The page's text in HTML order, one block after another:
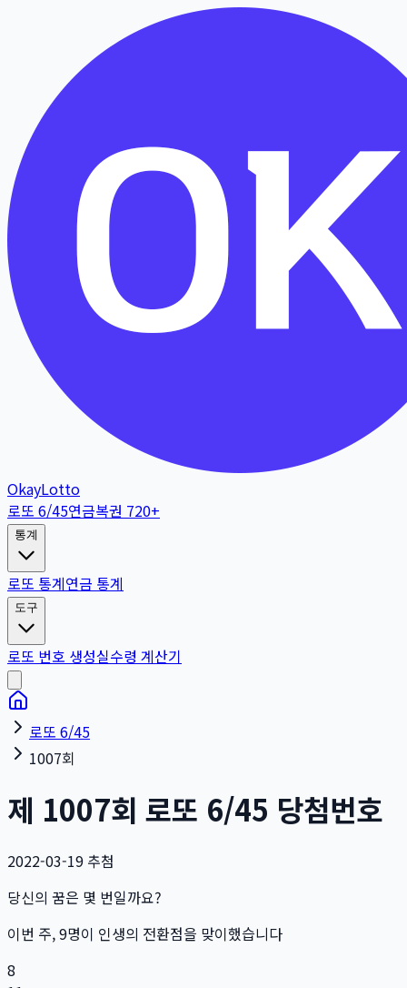
OkayLotto
로또 6/45연금복권 720+
통계
로또 통계연금 통계
도구
로또 번호 생성실수령 계산기
로또 6/45
1007회
제 1007회 로또 6/45 당첨번호
2022-03-19 추첨
당신의 꿈은 몇 번일까요?
이번 주,9명이 인생의 전환점을 맞이했습니다
8